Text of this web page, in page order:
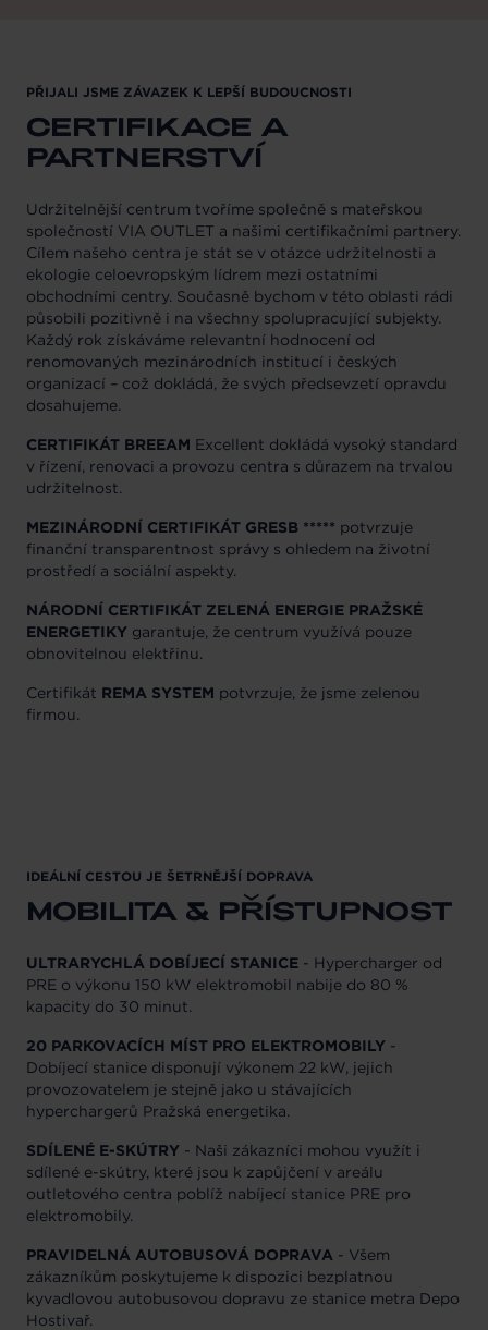
PŘIJALI JSME ZÁVAZEK K LEPŠÍ BUDOUCNOSTI
CERTIFIKACE A
PARTNERSTVÍ
Udržitelnější centrum tvoříme společně s mateřskou
společností VIA OUTLET a našimi certifikačními partnery.
Cílem našeho centra je stát se v otázce udržitelnosti a
ekologie celoevropským lídrem mezi ostatními
obchodními centry. Současně bychom v této oblasti rádi
působili pozitivně i na všechny spolupracující subjekty.
Každý rok získáváme relevantní hodnocení od
renomovaných mezinárodních institucí i českých
organizací – což dokládá, že svých předsevzetí opravdu
dosahujeme.
CERTIFIKÁT BREEAM Excellent dokládá vysoký standard
v řízení, renovaci a provozu centra s důrazem na trvalou
udržitelnost.
MEZINÁRODNÍ CERTIFIKÁT GRESB ***** potvrzuje
finanční transparentnost správy s ohledem na životní
prostředí a sociální aspekty.
NÁRODNÍ CERTIFIKÁT ZELENÁ ENERGIE PRAŽSKÉ
ENERGETIKY garantuje, že centrum využívá pouze
obnovitelnou elektřinu.
Certifikát REMA SYSTEM potvrzuje, že jsme zelenou
firmou.
IDEÁLNÍ CESTOU JE ŠETRNĚJŠÍ DOPRAVA
MOBILITA & PŘÍSTUPNOST
ULTRARYCHLÁ DOBÍJECÍ STANICE - Hypercharger od
PRE o výkonu 150 kW elektromobil nabije do 80 %
kapacity do 30 minut.
20 PARKOVACÍCH MÍST PRO ELEKTROMOBILY -
Dobíjecí stanice disponují výkonem 22 kW, jejich
provozovatelem je stejně jako u stávajících
hyperchargerů Pražská energetika.
SDÍLENÉ E-SKÚTRY - Naši zákazníci mohou využít i
sdílené e-skútry, které jsou k zapůjčení v areálu
outletového centra poblíž nabíjecí stanice PRE pro
elektromobily.
PRAVIDELNÁ AUTOBUSOVÁ DOPRAVA - Všem
zákazníkům poskytujeme k dispozici bezplatnou
kyvadlovou autobusovou dopravu ze stanice metra Depo
Hostivař.